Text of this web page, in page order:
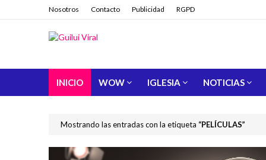
Nosotros Contacto Publicidad RGPD
INICIO WOW IGLESIA NOTICIAS
Mostrando las entradas con la etiqueta PELÍCULAS